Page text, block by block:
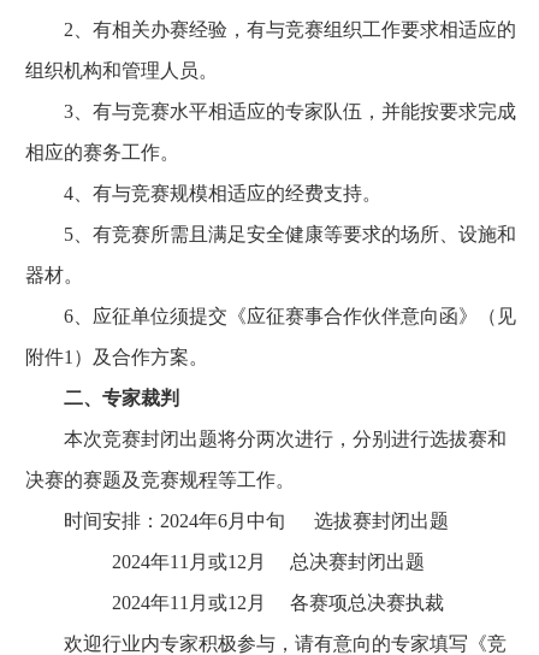
2、有相关办赛经验，有与竞赛组织工作要求相适应的
组织机构和管理人员。
3、有与竞赛水平相适应的专家队伍，并能按要求完成
相应的赛务工作。
4、有与竞赛规模相适应的经费支持。
5、有竞赛所需且满足安全健康等要求的场所、设施和
器材。
6、应征单位须提交《应征赛事合作伙伴意向函》（见
附件1）及合作方案。
二、专家裁判
本次竞赛封闭出题将分两次进行，分别进行选拔赛和
决赛的赛题及竞赛规程等工作。
时间安排：2024年6月中旬 选拔赛封闭出题
2024年11月或12月 总决赛封闭出题
2024年11月或12月 各赛项总决赛执裁
欢迎行业内专家积极参与，请有意向的专家填写《竞